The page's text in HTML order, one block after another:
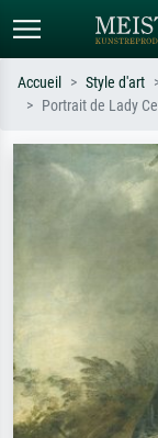
Recherchez par
ex. Monet, Nuit
impressionnisme,
Accueil Style d'art
Portrait de Lady